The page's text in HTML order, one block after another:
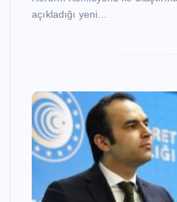
açıkladığı yeni…